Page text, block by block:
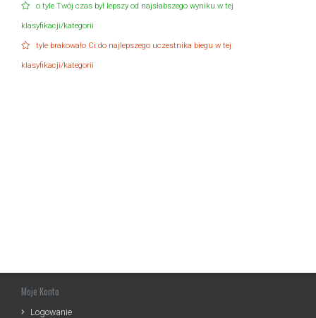
o tyle Twój czas był lepszy od najsłabszego wyniku w tej
klasyfikacji/kategorii
tyle brakowało Ci do najlepszego uczestnika biegu w tej
klasyfikacji/kategorii
Moje Konto
Logowanie